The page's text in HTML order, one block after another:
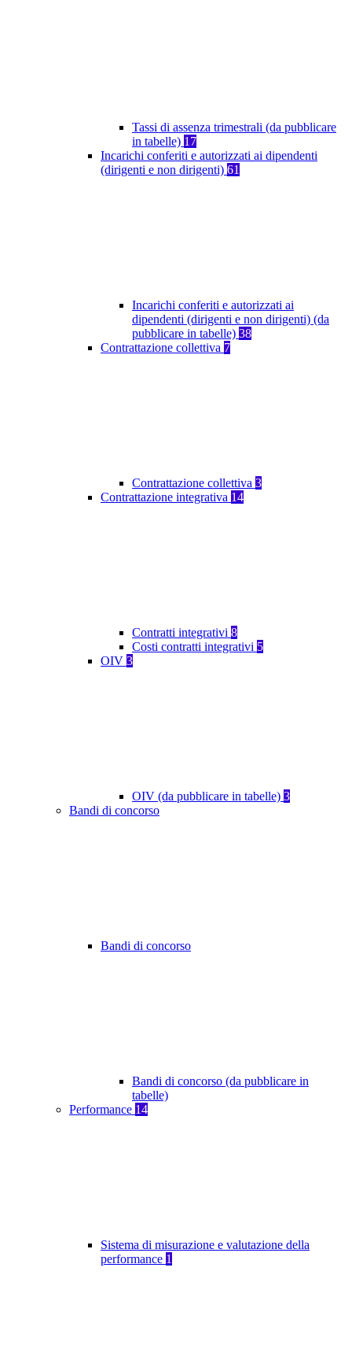
Tassi di assenza trimestrali (da pubblicare
in tabelle) 17
Incarichi conferiti e autorizzati ai dipendenti
(dirigenti e non dirigenti) 61
Incarichi conferiti e autorizzati ai
dipendenti (dirigenti e non dirigenti) (da
pubblicare in tabelle) 38
Contrattazione collettiva 7
Contrattazione collettiva 3
Contrattazione integrativa 14
Contratti integrativi 8
Costi contratti integrativi 5
OIV 3
OIV (da pubblicare in tabelle) 3
Bandi di concorso
Bandi di concorso
Bandi di concorso (da pubblicare in
tabelle)
Performance 14
Sistema di misurazione e valutazione della
performance 1